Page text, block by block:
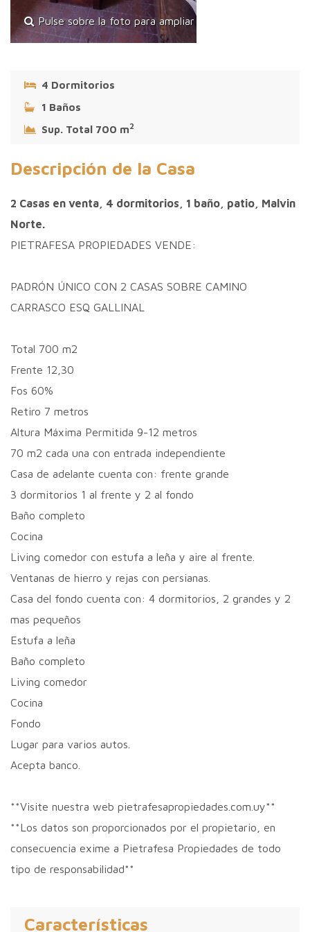
Pulse sobre la foto para ampliar
4 Dormitorios
1 Baños
Sup. Total 700 m2
Descripción de la Casa
2 Casas en venta, 4 dormitorios, 1 baño, patio, Malvin
Norte.
PIETRAFESA PROPIEDADES VENDE:
PADRÓN ÚNICO CON 2 CASAS SOBRE CAMINO
CARRASCO ESQ GALLINAL
Total 700 m2
Frente 12,30
Fos 60%
Retiro 7 metros
Altura Máxima Permitida 9-12 metros
70 m2 cada una con entrada independiente
Casa de adelante cuenta con: frente grande
3 dormitorios 1 al frente y 2 al fondo
Baño completo
Cocina
Living comedor con estufa a leña y aire al frente.
Ventanas de hierro y rejas con persianas.
Casa del fondo cuenta con: 4 dormitorios, 2 grandes y 2
mas pequeños
Estufa a leña
Baño completo
Living comedor
Cocina
Fondo
Lugar para varios autos.
Acepta banco.
**Visite nuestra web pietrafesapropiedades.com.uy**
**Los datos son proporcionados por el propietario, en
consecuencia exime a Pietrafesa Propiedades de todo
tipo de responsabilidad**
Características